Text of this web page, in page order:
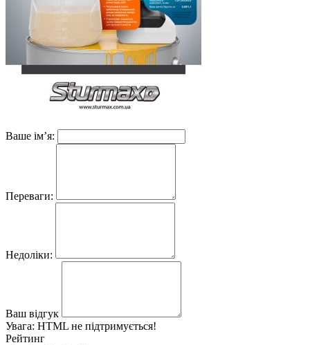
Ваше ім’я:
Переваги:
Недоліки:
Ваш відгук
Увага: HTML не підтримується!
Рейтинг